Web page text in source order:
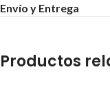
Envío y Entrega
Productos